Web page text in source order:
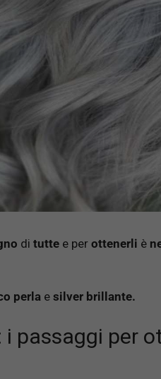
di tutte e per ottenerli è
perla e silver brillante.
passaggi per